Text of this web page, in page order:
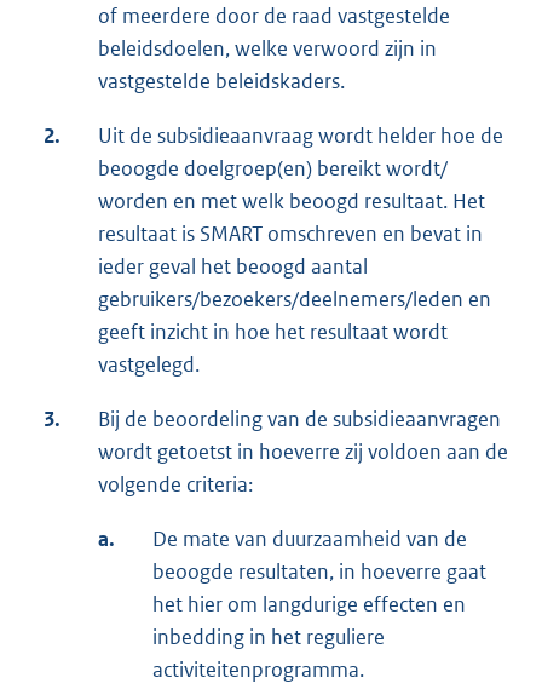
of meerdere door de raad vastgestelde
beleidsdoelen, welke verwoord zijn in
vastgestelde beleidskaders.
2.
Uit de subsidieaanvraag wordt helder hoe de
beoogde doelgroep(en) bereikt wordt/
worden en met welk beoogd resultaat. Het
resultaat is SMART omschreven en bevat in
ieder geval het beoogd aantal
gebruikers/bezoekers/deelnemers/leden en
geeft inzicht in hoe het resultaat wordt
vastgelegd.
3.
Bij de beoordeling van de subsidieaanvragen
wordt getoetst in hoeverre zij voldoen aan de
volgende criteria:
a.
De mate van duurzaamheid van de
beoogde resultaten, in hoeverre gaat
het hier om langdurige effecten en
inbedding in het reguliere
activiteitenprogramma.